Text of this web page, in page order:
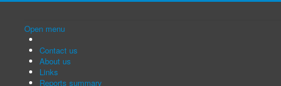
Open menu
Contact us
About us
Links
Reports summary